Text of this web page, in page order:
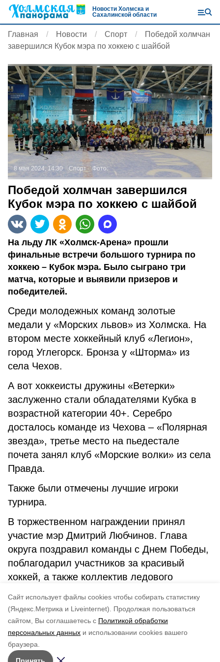
Cайт использует файлы cookies чтобы собирать статистику
(Яндекс.Метрика и Liveinternet).
Продолжая пользоваться
сайтом, Вы соглашаетесь с Политикой обработки
персональных данных и использовании cookies вашего
браузера.
Новости Холмска и
Сахалинской области
Главная Новости Спорт
Победой холмчан
завершился Кубок мэра по хоккею с шайбой
8 мая 2024, 14:30 Спорт Фото:
Победой холмчан завершился
Кубок мэра по хоккею с шайбой
На льду ЛК «Холмск-Арена» прошли
финальные встречи большого турнира по
хоккею – Кубок мэра. Было сыграно три
матча, которые и выявили призеров и
победителей.
Среди молодежных команд золотые
медали у «Морских львов» из Холмска. На
втором месте хоккейный клуб «Легион»,
город Углегорск. Бронза у «Шторма» из
села Чехов.
А вот хоккеисты дружины «Ветерки»
заслуженно стали обладателями Кубка в
возрастной категории 40+. Серебро
досталось команде из Чехова – «Полярная
звезда», третье место на пьедестале
почета занял клуб «Морские волки» из села
Правда.
Также были отмечены лучшие игроки
турнира.
В торжественном награждении принял
участие мэр Дмитрий Любчинов. Глава
округа поздравил команды с Днем Победы,
поблагодарил участников за красивый
хоккей, а также коллектив ледового
соревнования.
по оценке
5